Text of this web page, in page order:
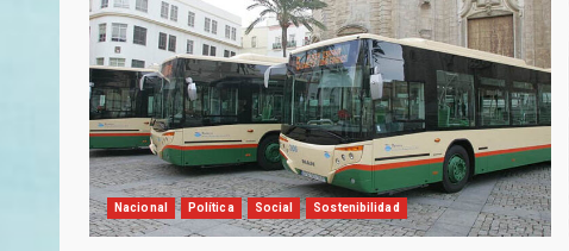
Nacional Política Social Sostenibilidad